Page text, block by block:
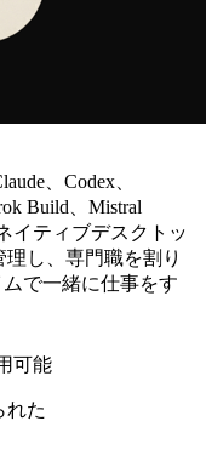
、Codex、
Build、Mistral
イティブデスクトッ
し、専門職を割り
で一緒に仕事をす
可能
れた